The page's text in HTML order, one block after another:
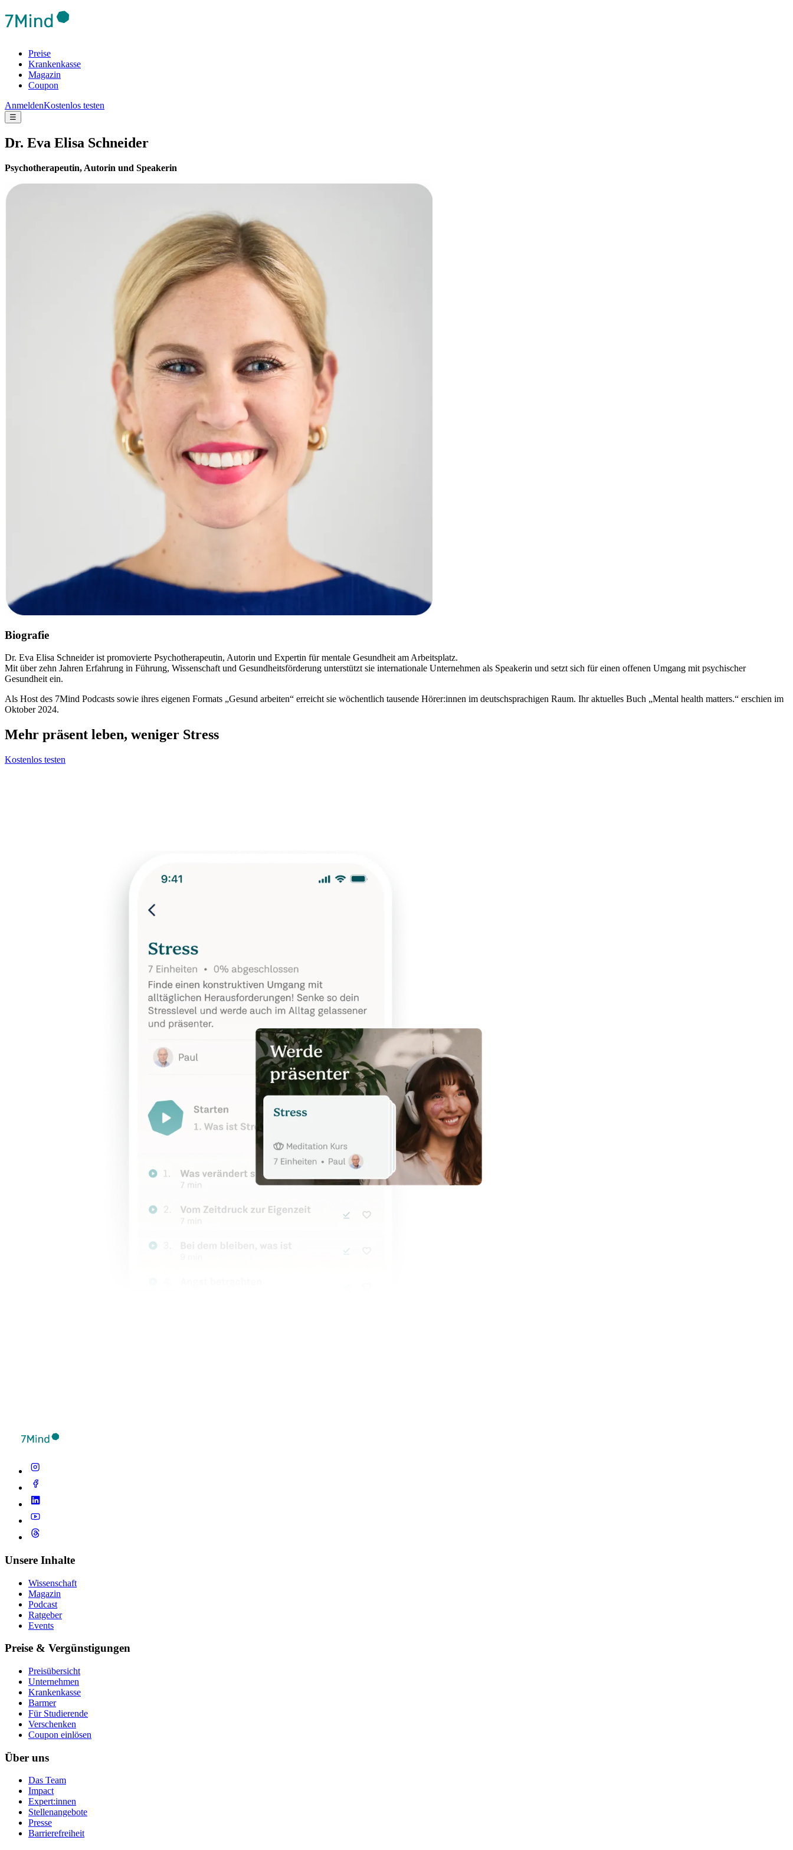
Preise
Krankenkasse
Magazin
Coupon
AnmeldenKostenlos testen
☰
Dr. Eva Elisa Schneider
Psychotherapeutin, Autorin und Speakerin
Biografie
Dr. Eva Elisa Schneider ist promovierte Psychotherapeutin, Autorin und Expertin für mentale Gesundheit am Arbeitsplatz.
Mit über zehn Jahren Erfahrung in Führung, Wissenschaft und Gesundheitsförderung unterstützt sie internationale Unternehmen als Speakerin und setzt sich für einen offenen Umgang mit psychischer
Gesundheit ein.
Als Host des 7Mind Podcasts sowie ihres eigenen Formats „Gesund arbeiten“ erreicht sie wöchentlich tausende Hörer:innen im deutschsprachigen Raum. Ihr aktuelles Buch „Mental health matters.“ erschien im
Oktober 2024.
Mehr präsent leben, weniger Stress
Kostenlos testen
Unsere Inhalte
Wissenschaft
Magazin
Podcast
Ratgeber
Events
Preise & Vergünstigungen
Preisübersicht
Unternehmen
Krankenkasse
Barmer
Für Studierende
Ver­schen­ken
Coupon einlösen
Über uns
Das Team
Impact
Expert:innen
Stellenangebote
Presse
Barrierefreiheit